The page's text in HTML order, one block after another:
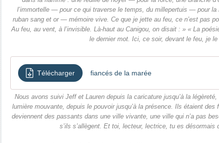
l’immortelle — pour ce qui traverse le temps, du millepertuis — pour la
ruban sang et or — mémoire vive. Ce que je jette au feu, ce n’est pas
Au feu, au vent, à l’invisible. Là-haut au Canigou, on disait : » « La
le dernier mot. Ici, ce soir, devant le feu, je le
Télécharger fiancés de la marée
Nous avons suivi Jeff et Lauren depuis la caricature jusqu’à la
lumière mouvante, depuis le pouvoir jusqu’à la présence. Ils étaient
deviennent des passants dans une ville vivante, une ville qui n’a pas
s’ils s’allègent. Et toi, lecteur, lectrice, tu es désormais